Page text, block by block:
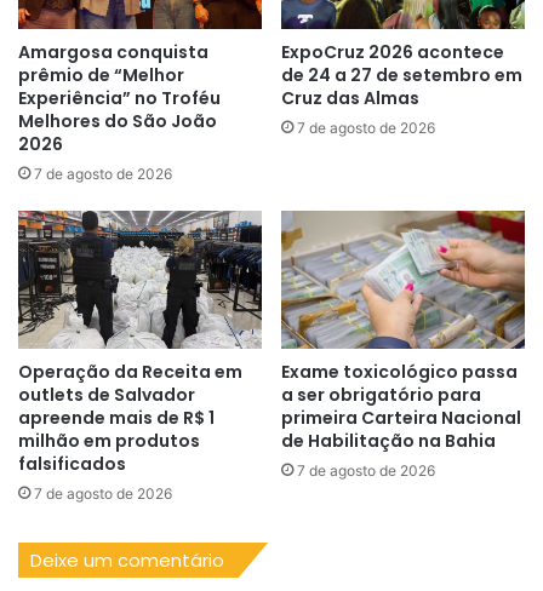
Amargosa conquista
prêmio de “Melhor
Experiência” no Troféu
Melhores do São João
2026
7 de agosto de 2026
ExpoCruz 2026 acontece
de 24 a 27 de setembro em
Cruz das Almas
7 de agosto de 2026
Operação da Receita em
outlets de Salvador
apreende mais de R$ 1
milhão em produtos
falsificados
7 de agosto de 2026
Exame toxicológico passa
a ser obrigatório para
primeira Carteira Nacional
de Habilitação na Bahia
7 de agosto de 2026
Deixe um comentário